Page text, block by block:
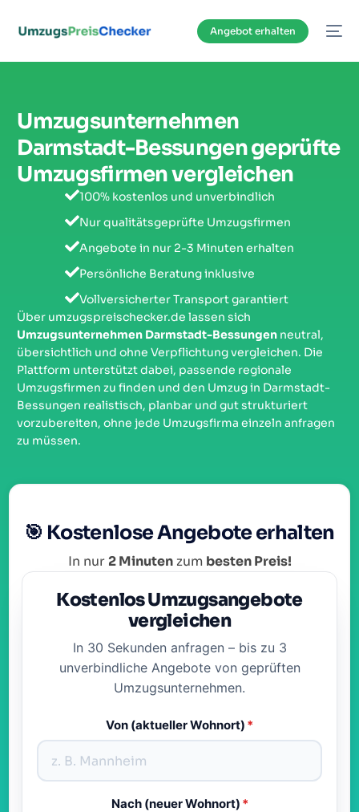
Angebot erhalten
Umzugsunternehmen
Darmstadt-Bessungen geprüfte
Umzugsfirmen vergleichen
100% kostenlos und unverbindlich
Nur qualitätsgeprüfte Umzugsfirmen
Angebote in nur 2-3 Minuten erhalten
Persönliche Beratung inklusive
Vollversicherter Transport garantiert
Über umzugspreischecker.de lassen sich
Umzugsunternehmen Darmstadt-Bessungen neutral,
übersichtlich und ohne Verpflichtung vergleichen. Die
Plattform unterstützt dabei, passende regionale
Umzugsfirmen zu finden und den Umzug in Darmstadt-
Bessungen realistisch, planbar und gut strukturiert
vorzubereiten, ohne jede Umzugsfirma einzeln anfragen
zu müssen.
🎯 Kostenlose Angebote erhalten
In nur2 Minutenzum besten Preis!
Kostenlos Umzugsangebote
vergleichen
In 30 Sekunden anfragen – bis zu 3
unverbindliche Angebote von geprüften
Umzugsunternehmen.
Von (aktueller Wohnort) *
Nach (neuer Wohnort) *